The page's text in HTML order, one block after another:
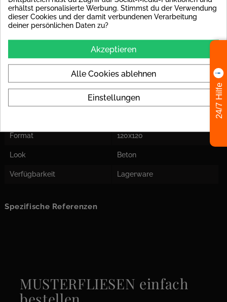
Einsatzort
Für Boden und Wand
Empfohlen
Bei der Fliesengröße
empfehlen wir Ihnen eine
Entkopplungsmatte zu
verlegen, um spätere
Spannungsrisse in der Fliese
zu vermeiden.
Format 120x120
Look Beton
Verfügbarkeit Lagerware
Spezifische Referenzen
MUSTERFLIESEN einfach
erhältst personalisierte Werbung. Stimmst du der Verwendung
dieser Cookies und der damit verbundenen Verarbeitung
deiner persönlichen Daten zu?
Akzeptieren
Alle Cookies ablehnen
Einstellungen 24/7 Hilfe